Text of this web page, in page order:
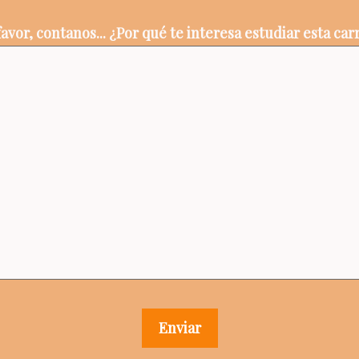
contanos... ¿Por qué te interesa estudiar esta